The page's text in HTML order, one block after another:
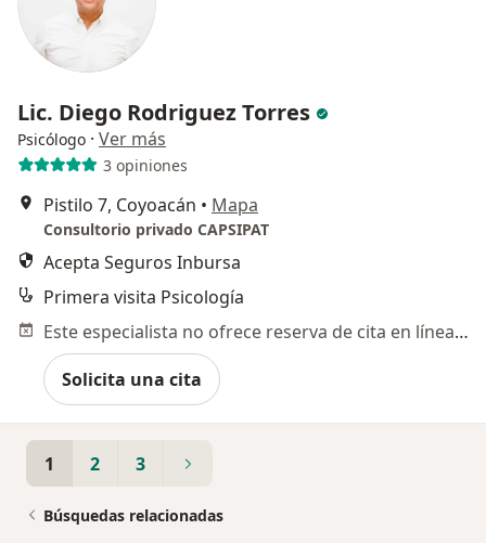
Lic. Diego Rodriguez Torres
Psicólogo · Ver más
3 opiniones
Pistilo 7, Coyoacán • Mapa
Consultorio privado CAPSIPAT
Acepta Seguros Inbursa
Primera visita Psicología
Este especialista no ofrece reserva de cita en línea en esta dirección.
Solicita una cita
1 2 3
Búsquedas relacionadas